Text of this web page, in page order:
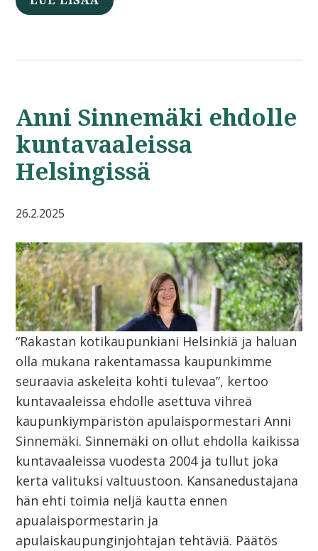
Anni Sinnemäki ehdolle
kuntavaaleissa
Helsingissä
26.2.2025
“Rakastan kotikaupunkiani Helsinkiä ja haluan
olla mukana rakentamassa kaupunkimme
seuraavia askeleita kohti tulevaa”, kertoo
kuntavaaleissa ehdolle asettuva vihreä
kaupunkiympäristön apulaispormestari Anni
Sinnemäki. Sinnemäki on ollut ehdolla kaikissa
kuntavaaleissa vuodesta 2004 ja tullut joka
kerta valituksi valtuustoon. Kansanedustajana
hän ehti toimia neljä kautta ennen
apualaispormestarin ja
apulaiskaupunginjohtajan tehtäviä. Päätös